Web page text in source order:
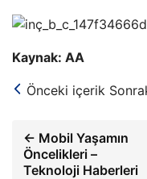
Kaynak: AA
Önceki içerik
← Mobil Yaşamın
Öncelikleri –
Teknoloji Haberleri